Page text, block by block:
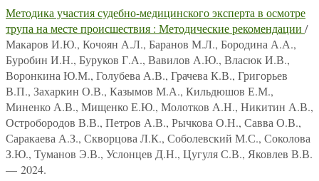
Методика участия судебно-медицинского эксперта в осмотре
трупа на месте происшествия : Методические рекомендации /
Макаров И.Ю., Кочоян А.Л., Баранов М.Л., Бородина А.А.,
Буробин И.Н., Буруков Г.А., Вавилов А.Ю., Власюк И.В.,
Воронкина Ю.М., Голубева А.В., Грачева К.В., Григорьев
В.П., Захаркин О.В., Казымов М.А., Кильдюшов Е.М.,
Миненко А.В., Мищенко Е.Ю., Молотков А.Н., Никитин А.В.,
Остробородов В.В., Петров А.В., Рычкова О.Н., Савва О.В.,
Саракаева А.З., Скворцова Л.К., Соболевский М.С., Соколова
З.Ю., Туманов Э.В., Услонцев Д.Н., Цугуля С.В., Яковлев В.В.
— 2024.